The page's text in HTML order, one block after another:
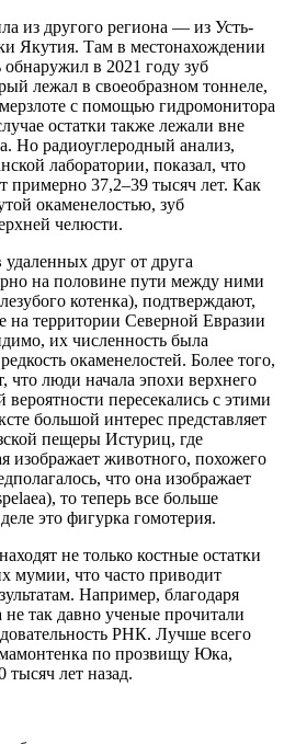
из другого региона — из Усть-
Якутия. Там в местонахождении
в 2021 году зуб
лежал в своеобразном тоннеле,
с помощью гидромонитора
остатки также лежали вне
Но радиоуглеродный анализ,
лаборатории, показал, что
примерно 37,2–39 тысяч лет. Как
окаменелостью, зуб
челюсти.
друг от друга
на половине пути между ними
котенка), подтверждают,
на территории Северной Евразии
их численность была
окаменелостей. Более того,
люди начала эпохи верхнего
пересекались с этими
большой интерес представляет
пещеры Истуриц, где
изображает животного, похожего
что она изображает
то теперь все больше
это фигурка гомотерия.
не только костные остатки
мумии, что часто приводит
Например, благодаря
не так давно ученые прочитали
РНК. Лучше всего
по прозвищу Юка,
лет назад.